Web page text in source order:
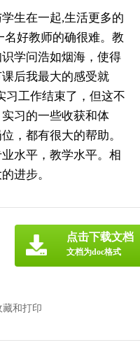
生在一起,生活更多的
好教师的确很难。教
学问浩如烟海，使得
后我最大的感受就
习工作结束了，但这不
习的一些收获和体
，都有很大的帮助。
水平，教学水平。相
进步。
藏和打印
点击下载文档
文档为doc格式